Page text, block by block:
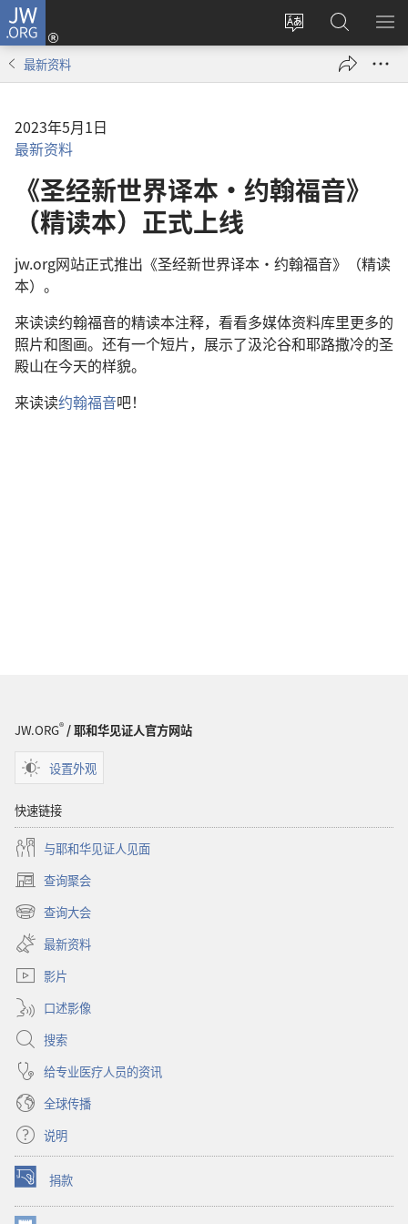
JW.ORG
更
登
录
（打
搜
索
JW.ORG
显
最新资料
2023年5月1日
最新资料
《圣经新世界译本·约翰福音》
（精读本）正式上线
jw.org网站正式推出《圣经新世界译本·约翰福音》（精读
本）。
来读读约翰福音的精读本注释，看看多媒体资料库里更多的
照片和图画。还有一个短片，展示了汲沦谷和耶路撒冷的圣
殿山在今天的样貌。
来读读约翰福音吧！
JW.ORG®/ 耶和华见证人官方网站
设置外观
快速链接
与耶和华见证人见面
查询聚会
（打
开
新
窗
口）
查询大会
（打
开
新
窗
最新资料
影片
口述影像
搜索
给专业医疗人员的资讯
全球传播
说明
捐款
（打
开